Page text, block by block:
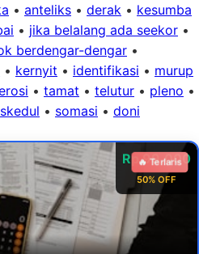
• anteliks • derak • kesumba
• jika belalang ada seekor •
berdengar-dengar •
• kernyit • identifikasi • murup
• tamat • telutur • pleno •
skedul • somasi • doni
Rp 99.000
50% OFF
🔥 Terlaris